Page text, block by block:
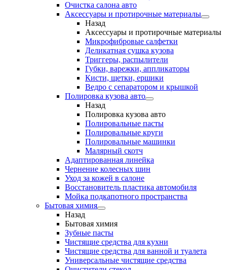
Очистка салона авто
Аксессуары и протирочные материалы
Назад
Аксессуары и протирочные материалы
Микрофибровые салфетки
Деликатная сушка кузова
Триггеры, распылители
Губки, варежки, аппликаторы
Кисти, щетки, ершики
Ведро с сепаратором и крышкой
Полировка кузова авто
Назад
Полировка кузова авто
Полировальные пасты
Полировальные круги
Полировальные машинки
Малярный cкотч
Адаптированная линейка
Чернение колесных шин
Уход за кожей в салоне
Восстановитель пластика автомобиля
Мойка подкапотного пространства
Бытовая химия
Назад
Бытовая химия
Зубные пасты
Чистящие средства для кухни
Чистящие средства для ванной и туалета
Универсальные чистящие средства